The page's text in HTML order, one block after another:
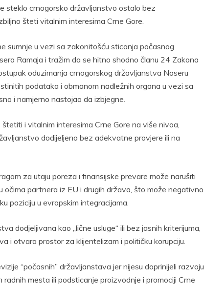
steklo crnogorsko državljanstvo ostalo bez
šteti vitalnim interesima Crne Gore.
sumnje u vezi sa zakonitošću sticanja počasnog
Ramaja i tražim da se hitno shodno članu 24 Zakona
oduzimanja crnogorskog državljanstva Naseru
podataka i obmanom nadležnih organa u vezi sa
i namjerno nastojao da izbjegne.
i vitalnim interesima Crne Gore na više nivoa,
dodijeljeno bez adekvatne provjere ili na
za utaju poreza i finansijske prevare može narušiti
očima partnera iz EU i drugih država, što može negativno
poziciju u evropskim integracijama.
dodjeljivana kao „lične usluge“ ili bez jasnih kriterijuma,
i otvara prostor za klijentelizam i političku korupciju.
“počasnih” državljanstava jer nijesu doprinijeli razvoju
mesta ili podsticanje proizvodnje i promociji Crne